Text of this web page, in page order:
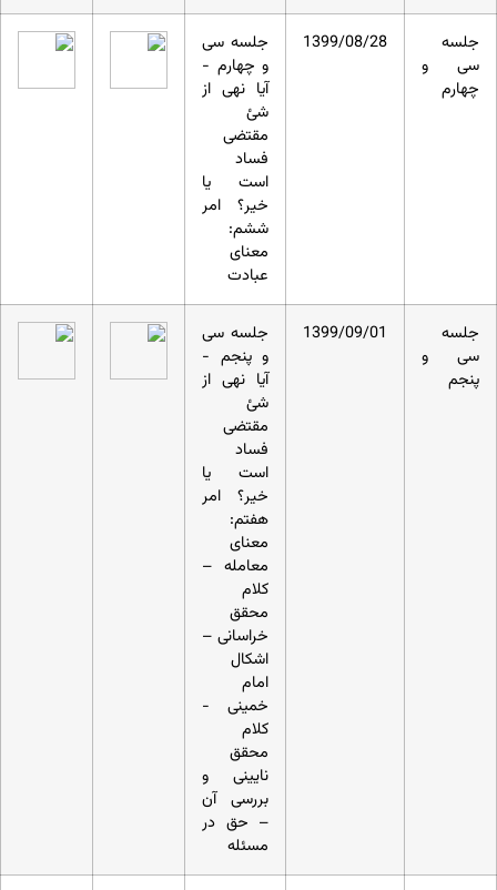
جلسه
سی و
چهارم
1399/08/28
جلسه سی
و چهارم -
آیا نهی از
شئ
مقتضی
فساد
است یا
خیر؟ امر
ششم:
معنای
عبادت
جلسه
سی و
پنجم
1399/09/01
جلسه سی
و پنجم -
آیا نهی از
شئ
مقتضی
فساد
است یا
خیر؟ امر
هفتم:
معنای
معامله –
کلام
محقق
خراسانی –
اشکال
امام
خمینی -
کلام
محقق
نایینی و
بررسی آن
– حق در
مسئله